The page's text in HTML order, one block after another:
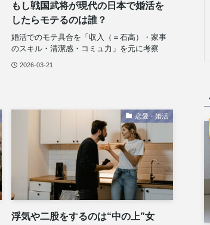
もし戦国武将が現代の日本で婚活を
したらモテるのは誰？
婚活でのモテ具合を「収入（＝石高）・家事
のスキル・清潔感・コミュ力」を元に考察
2026-03-21
恋愛・婚活
浮気や二股をするのは“中の上”女